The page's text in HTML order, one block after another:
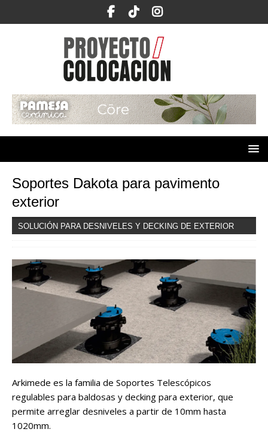
Soportes Dakota para pavimento
exterior
SOLUCIÓN PARA DESNIVELES Y DECKING DE EXTERIOR
Arkimede es la familia de Soportes Telescópicos
regulables para baldosas y decking para exterior, que
permite arreglar desniveles a partir de 10mm hasta
1020mm.